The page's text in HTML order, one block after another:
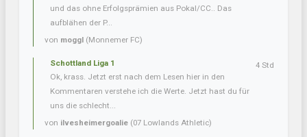
und das ohne Erfolgsprämien aus Pokal/CC.. Das
aufblähen der P...
von moggl (Monnemer FC)
Schottland Liga 1
Ok, krass. Jetzt erst nach dem Lesen hier in den
Kommentaren verstehe ich die Werte. Jetzt hast du für
uns die schlecht...
von ilvesheimergoalie (07 Lowlands Athletic)
4 Std